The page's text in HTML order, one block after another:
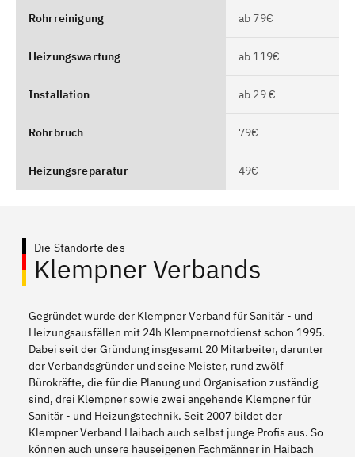
Rohrreinigung ab 79€
Heizungswartung ab 119€
Installation ab 29 €
Rohrbruch 79€
Heizungsreparatur 49€
Die Standorte des
Klempner Verbands
Gegründet wurde der Klempner Verband für Sanitär - und
Heizungsausfällen mit 24h Klempnernotdienst schon 1995.
Dabei seit der Gründung insgesamt 20 Mitarbeiter, darunter
der Verbandsgründer und seine Meister, rund zwölf
Bürokräfte, die für die Planung und Organisation zuständig
sind, drei Klempner sowie zwei angehende Klempner für
Sanitär - und Heizungstechnik. Seit 2007 bildet der
Klempner Verband Haibach auch selbst junge Profis aus. So
können auch unsere hauseigenen Fachmänner in Haibach